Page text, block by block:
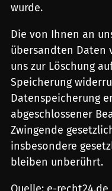
wurde.
Die von Ihnen an
übersandten Daten
uns zur Löschung
Speicherung
Datenspeicherung
abgeschlossener
Zwingende
insbesondere
bleiben unberührt.
Quelle: e-recht24.de